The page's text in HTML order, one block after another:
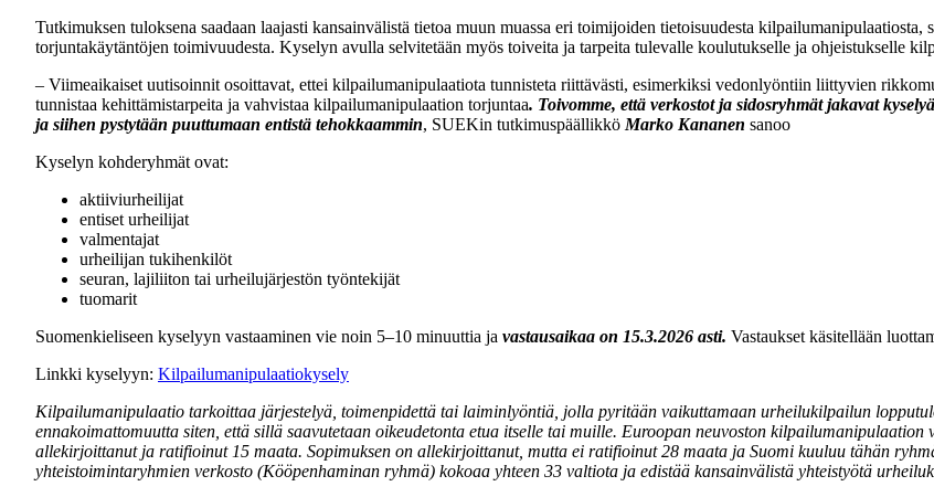
Tutkimuksen tuloksena saadaan laajasti kansainvälistä tietoa muun muassa eri toimijoiden tietoisuudesta kilpailumanipulaatiosta,
torjuntakäytäntöjen toimivuudesta. Kyselyn avulla selvitetään myös toiveita ja tarpeita tulevalle koulutukselle ja ohjeistukselle
– Viimeaikaiset uutisoinnit osoittavat, ettei kilpailumanipulaatiota tunnisteta riittävästi, esimerkiksi vedonlyöntiin liittyvien
tunnistaa kehittämistarpeita ja vahvistaa kilpailumanipulaation torjuntaa. Toivomme, että verkostot ja sidosryhmät jakavat
ja siihen pystytään puuttumaan entistä tehokkaammin, SUEKin tutkimuspäällikkö Marko Kananen sanoo
Kyselyn kohderyhmät ovat:
aktiiviurheilijat
entiset urheilijat
valmentajat
urheilijan tukihenkilöt
seuran, lajiliiton tai urheilujärjestön työntekijät
tuomarit
Suomenkieliseen kyselyyn vastaaminen vie noin 5–10 minuuttia ja vastausaikaa on 15.3.2026 asti. Vastaukset käsitellään
Linkki kyselyyn: Kilpailumanipulaatiokysely
Kilpailumanipulaatio tarkoittaa järjestelyä, toimenpidettä tai laiminlyöntiä, jolla pyritään vaikuttamaan urheilukilpailun
ennakoimattomuutta siten, että sillä saavutetaan oikeudetonta etua itselle tai muille. Euroopan neuvoston
allekirjoittanut ja ratifioinut 15 maata. Sopimuksen on allekirjoittanut, mutta ei ratifioinut 28 maata ja Suomi kuuluu tähän
yhteistoimintaryhmien verkosto (Kööpenhaminan ryhmä) kokoaa yhteen 33 valtiota ja edistää kansainvälistä yhteistyötä